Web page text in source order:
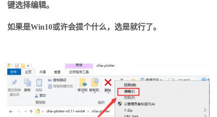
键选择编辑。
如果是Win10或许会提个什么，选是就行了。